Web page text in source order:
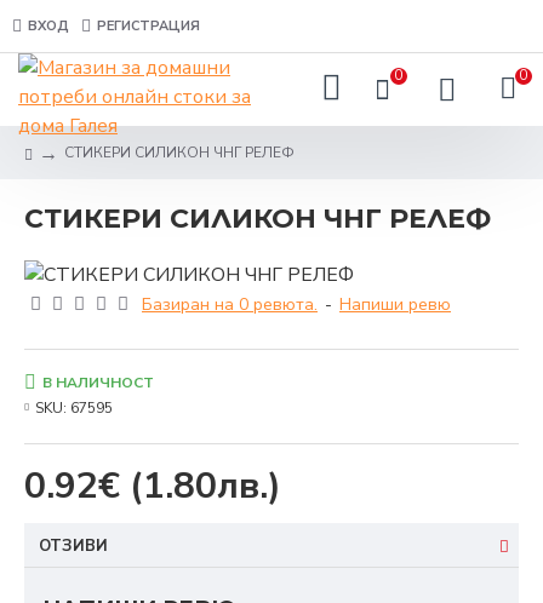
ВХОД РЕГИСТРАЦИЯ
0 0
СТИКЕРИ СИЛИКОН ЧНГ РЕЛЕФ
СТИКЕРИ СИЛИКОН ЧНГ РЕЛЕФ
Базиран на 0 ревюта. - Напиши ревю
0.92€ (1.80лв.)
В НАЛИЧНОСТ
SKU: 67595
ОТЗИВИ